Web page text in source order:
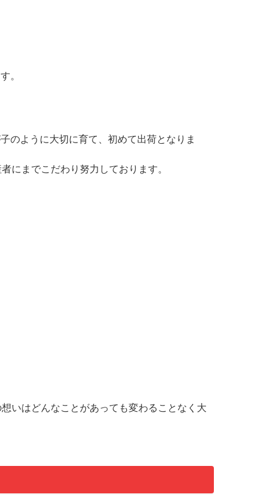
。
のように大切に育て、初めて出荷となりま
にまでこだわり努力しております。
いはどんなことがあっても変わることなく大